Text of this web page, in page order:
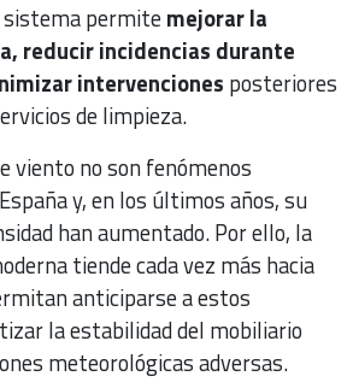
sistema permitemejorar la
reducir incidencias durante
intervenciones posteriores
de limpieza.
viento no son fenómenos
y, en los últimos años, su
han aumentado. Por ello, la
tiende cada vez más hacia
anticiparse a estos
la estabilidad del mobiliario
meteorológicas adversas.